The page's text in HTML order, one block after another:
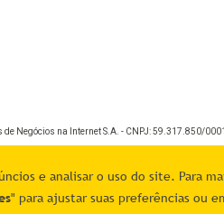
e analisar o uso do site. Para
" para ajustar suas preferências ou
Negócios na Internet S.A. - CNPJ: 59.317.850/